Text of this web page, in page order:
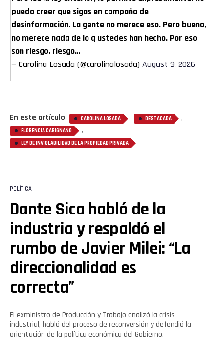
puedo creer que sigas en campaña de
desinformación. La gente no merece eso. Pero bueno,
no merece nada de lo q ustedes han hecho. Por eso
son riesgo, riesgo…
— Carolina Losada (@carolinalosada) August 9, 2026
En este artículo: CAROLINA LOSADA , DESTACADA ,
FLORENCIA CARIGNANO ,
LEY DE INVIOLABILIDAD DE LA PROPIEDAD PRIVADA
POLÍTICA
Dante Sica habló de la
industria y respaldó el
rumbo de Javier Milei: “La
direccionalidad es
correcta”
El exministro de Producción y Trabajo analizó la crisis
industrial, habló del proceso de reconversión y defendió la
orientación de la política económica del Gobierno.